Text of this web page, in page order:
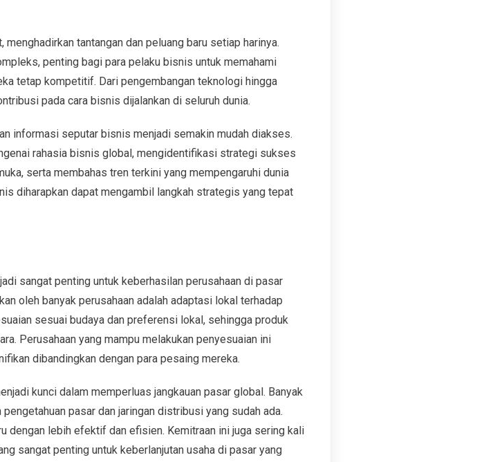
tantangan dan peluang baru setiap harinya.
penting bagi para pelaku bisnis untuk memahami
tetap kompetitif. Dari pengembangan teknologi hingga
pada cara bisnis dijalankan di seluruh dunia.
informasi seputar bisnis menjadi semakin mudah diakses.
rahasia bisnis global, mengidentifikasi strategi sukses
serta membahas tren terkini yang mempengaruhi dunia
diharapkan dapat mengambil langkah strategis yang tepat
sangat penting untuk keberhasilan perusahaan di pasar
oleh banyak perusahaan adalah adaptasi lokal terhadap
sesuai budaya dan preferensi lokal, sehingga produk
Perusahaan yang mampu melakukan penyesuaian ini
dibandingkan dengan para pesaing mereka.
kunci dalam memperluas jangkauan pasar global. Banyak
pasar dan jaringan distribusi yang sudah ada.
dengan lebih efektif dan efisien. Kemitraan ini juga sering kali
sangat penting untuk keberlanjutan usaha di pasar yang